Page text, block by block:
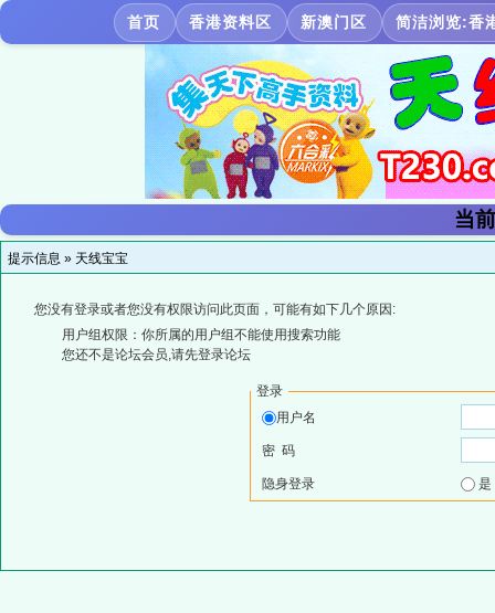
首页 香港资料区 新澳门区 简洁浏览:香
当
提示信息 » 天线宝宝
您没有登录或者您没有权限访问此页面，可能有如下几个原因:
用户组权限：你所属的用户组不能使用搜索功能
您还不是论坛会员,请先登录论坛
登录
用户名
密 码
隐身登录